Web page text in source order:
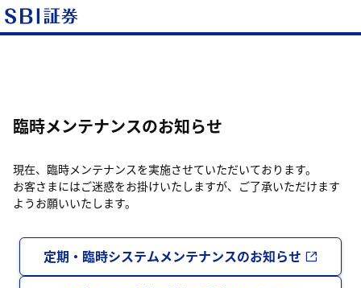
臨時メンテナンスのお知らせ
現在、臨時メンテナンスを実施させていただいております。
お客さまにはご迷惑をお掛けいたしますが、ご了承いただけます
ようお願いいたします。
定期・臨時システムメンテナンスのお知らせ